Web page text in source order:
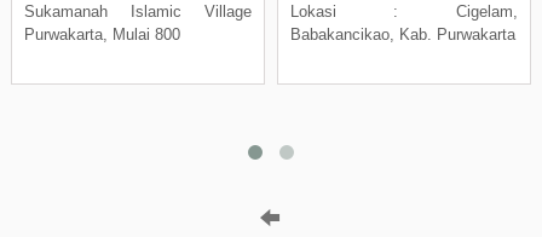
Sukamanah Islamic Village
Purwakarta, Mulai 800
Lokasi : Cigelam,
Babakancikao, Kab. Purwakarta